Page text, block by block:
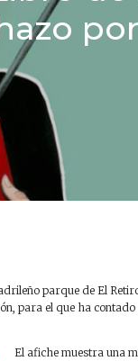
parque de El
para el que ha
El afiche muestra una